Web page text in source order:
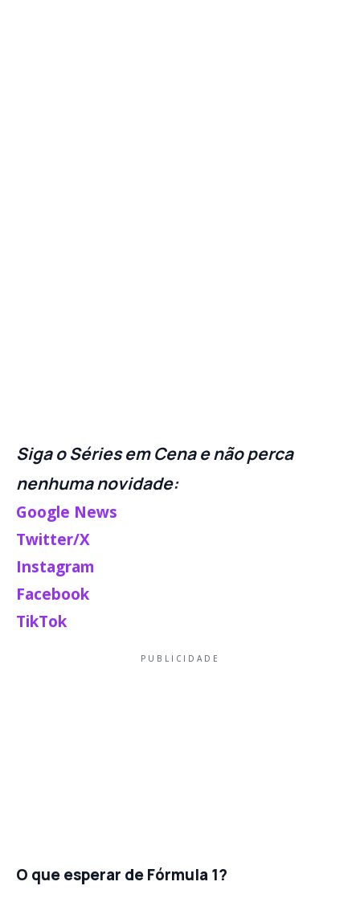
Siga o Séries em Cena e não perca
nenhuma novidade:
Google News
Twitter/X
Instagram
Facebook
TikTok
PUBLICIDADE
O que esperar de Fórmula 1?